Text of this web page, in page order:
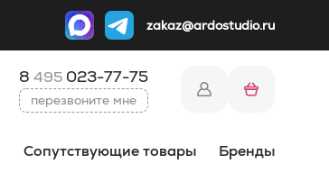
zakaz@ardostudio.ru
8 495 023-77-75
перезвоните мне
Сопутствующие товары Бренды